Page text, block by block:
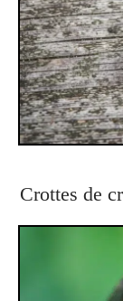
Crottes de